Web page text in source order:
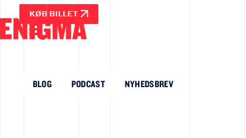
KØB BILLET
BLOG PODCAST NYHEDSBREV